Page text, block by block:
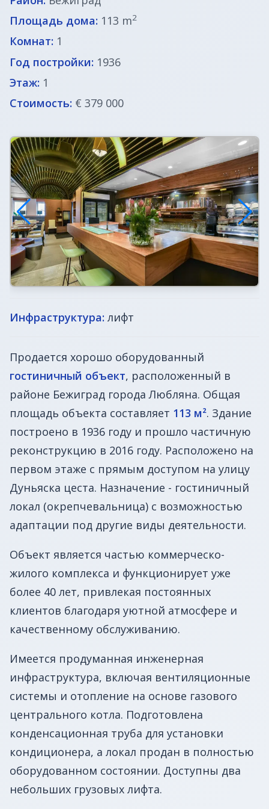
Недвижимость в Италии
Недвижимость в Хорватии
ВНЖ в Словении
Площадь дома: 113 m2
Комнат: 1
Год постройки: 1936
Этаж: 1
Стоимость: € 379 000
Инфраструктура: лифт
Продается хорошо оборудованный
гостиничный объект, расположенный в
районе Бежиград города Любляна. Общая
площадь объекта составляет 113 м². Здание
построено в 1936 году и прошло частичную
реконструкцию в 2016 году. Расположено на
первом этаже с прямым доступом на улицу
Дуньяска цеста. Назначение - гостиничный
локал (окрепчевальница) с возможностью
адаптации под другие виды деятельности.
Объект является частью коммерческо-
жилого комплекса и функционирует уже
более 40 лет, привлекая постоянных
клиентов благодаря уютной атмосфере и
качественному обслуживанию.
Имеется продуманная инженерная
инфраструктура, включая вентиляционные
системы и отопление на основе газового
центрального котла. Подготовлена
конденсационная труба для установки
кондиционера, а локал продан в полностью
оборудованном состоянии. Доступны два
небольших грузовых лифта.